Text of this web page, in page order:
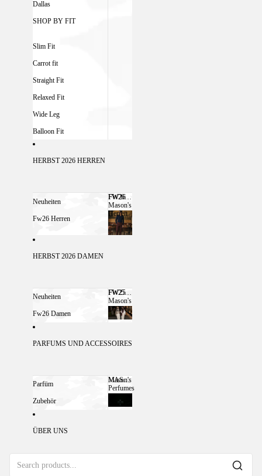
Dallas
SHOP BY FIT
Slim Fit
Carrot fit
Straight Fit
Relaxed Fit
Wide Leg
Balloon Fit
HERBST 2026 HERREN
Neuheiten
Fw26 Herren
FW26
Mason's
Herren
FW26 MASON'S HERREN
HERBST 2026 DAMEN
Neuheiten
Fw26 Damen
FW25
Mason's
Damen
FW25 MASON'S DAMEN
PARFUMS UND ACCESSOIRES
Parfüm
Zubehör
Mason's
Perfumes
MASON'S PERFUMES
ÜBER UNS